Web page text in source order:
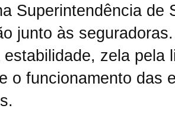
Superintendência de
junto às
estabilidade, zela pela
o funcionamento das